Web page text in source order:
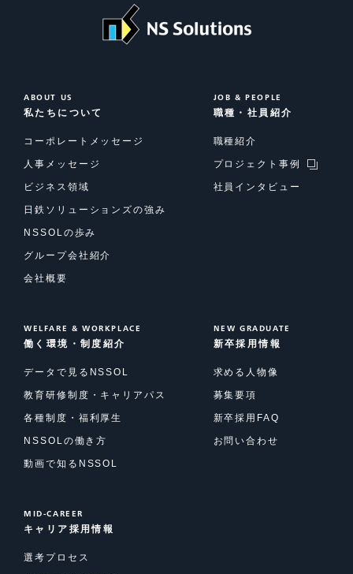
ABOUT US
私たちについて
コーポレートメッセージ
人事メッセージ
ビジネス領域
日鉄ソリューションズの強み
NSSOLの歩み
グループ会社紹介
会社概要
JOB & PEOPLE
職種・社員紹介
職種紹介
プロジェクト事例
社員インタビュー
WELFARE & WORKPLACE
働く環境・制度紹介
データで見るNSSOL
教育研修制度・キャリアパス
各種制度・福利厚生
NSSOLの働き方
動画で知るNSSOL
NEW GRADUATE
新卒採用情報
求める人物像
募集要項
新卒採用FAQ
お問い合わせ
MID-CAREER
キャリア採用情報
選考プロセス